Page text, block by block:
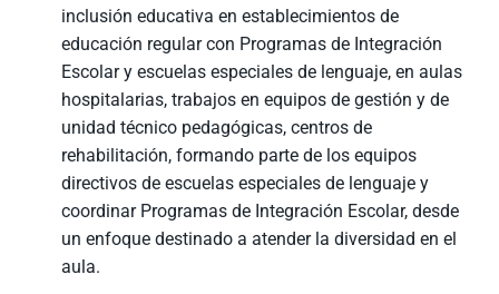
inclusión educativa en establecimientos de
educación regular con Programas de Integración
Escolar y escuelas especiales de lenguaje, en aulas
hospitalarias, trabajos en equipos de gestión y de
unidad técnico pedagógicas, centros de
rehabilitación, formando parte de los equipos
directivos de escuelas especiales de lenguaje y
coordinar Programas de Integración Escolar, desde
un enfoque destinado a atender la diversidad en el
aula.